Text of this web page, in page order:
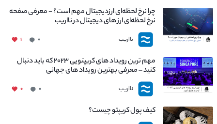
چرا نرخ لحظه‌ای ارزدیجیتال مهم است؟ - معرفی صفحه
نرخ لحظه‌ای ارز های دیجیتال در نااریب
نااریب ۰ ۱
مهم ترین رویداد های کریپتویی ۲۰۲۳ که باید دنبال
کنید – معرفی بهترین رویداد های جهانی
نااریب ۰ ۰
کیف پول کریپتو چیست؟